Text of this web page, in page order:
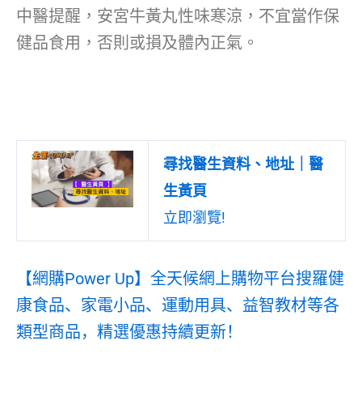
中醫提醒，安宮牛黃丸性味寒涼，不宜當作保
健品食用，否則或損及體內正氣。
尋找醫生資料、地址｜醫
生黃頁
立即瀏覽!
【網購Power Up】 全天候網上購物平台搜羅健
康食品、家電小品、運動用具、益智教材等各
類型商品，精選優惠持續更新！